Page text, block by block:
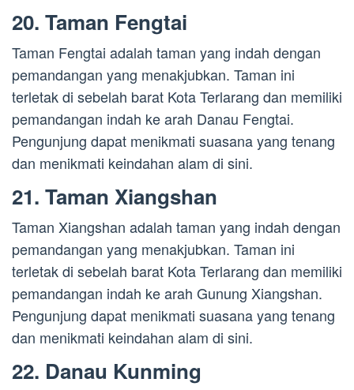
20. Taman Fengtai
Taman Fengtai adalah taman yang indah dengan
pemandangan yang menakjubkan. Taman ini
terletak di sebelah barat Kota Terlarang dan memiliki
pemandangan indah ke arah Danau Fengtai.
Pengunjung dapat menikmati suasana yang tenang
dan menikmati keindahan alam di sini.
21. Taman Xiangshan
Taman Xiangshan adalah taman yang indah dengan
pemandangan yang menakjubkan. Taman ini
terletak di sebelah barat Kota Terlarang dan memiliki
pemandangan indah ke arah Gunung Xiangshan.
Pengunjung dapat menikmati suasana yang tenang
dan menikmati keindahan alam di sini.
22. Danau Kunming